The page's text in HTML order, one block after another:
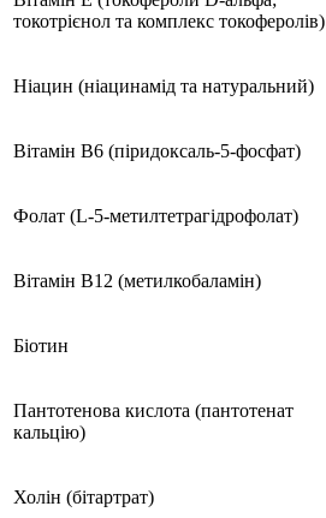
токотрієнол та комплекс токоферолів)
Ніацин (ніацинамід та натуральний)
Вітамін B6 (піридоксаль-5-фосфат)
Фолат (L-5-метилтетрагідрофолат)
Вітамін B12 (метилкобаламін)
Біотин
Пантотенова кислота (пантотенат
кальцію)
Холін (бітартрат)